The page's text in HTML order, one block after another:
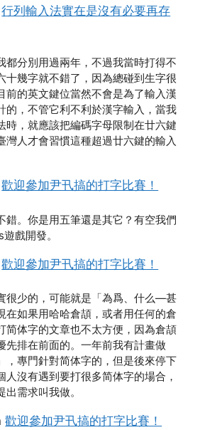
行列輸入法實在是沒有必要再存
都分別用過兩年，不過我當時打得不
十幾字就不錯了，因為總碰到生字很
前的英文鍵位當然不會是為了輸入漢
的，不管它利不利於漢字輸入，當我
時，就應該把編碼字母限制在廿六鍵
灣人才會習慣這種超過廿六鍵的輸入
歡迎參加尹卂搞的打字比賽！
錯。你是用五筆還是其它？有空我們
戲開發。
歡迎參加尹卂搞的打字比賽！
很少的，可能就是「為爲、什么―甚
在如果用哈哈倉頡，或者用任何的倉
简体字的文章也不太方便，因為倉頡
先排在前面的。一年前我有計畫做
，專門針對简体字的，但是後來停下
人沒有遇到要打很多简体字的場合，
出需求叫我做。
歡迎參加尹卂搞的打字比賽！